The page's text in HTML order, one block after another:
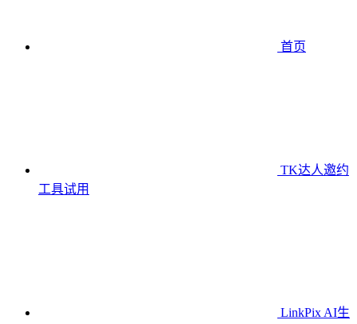
首页
TK达人邀约
工具试用
LinkPix AI生